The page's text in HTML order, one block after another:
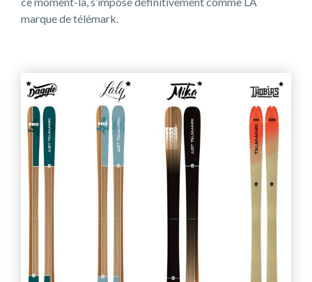
marque de télémark.